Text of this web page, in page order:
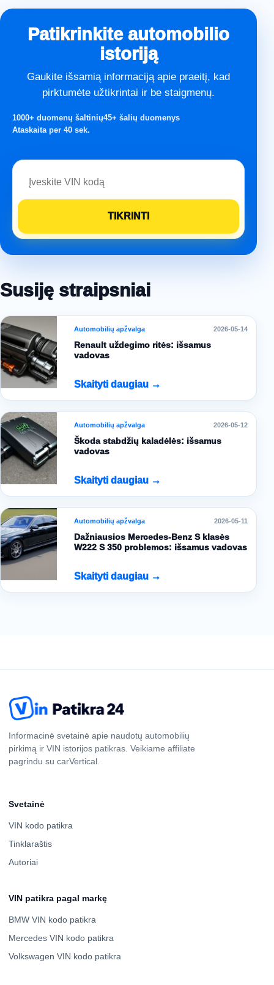
Patikrinkite automobilio
istoriją
Gaukite išsamią informaciją apie praeitį, kad
pirktumėte užtikrintai ir be staigmenų.
1000+ duomenų šaltinių45+ šalių duomenys
Ataskaita per 40 sek.
Susiję straipsniai
Automobilių apžvalga 2026-05-14
Renault uždegimo ritės: išsamus
vadovas
Skaityti daugiau →
Automobilių apžvalga 2026-05-12
Škoda stabdžių kaladėlės: išsamus
vadovas
Skaityti daugiau →
Automobilių apžvalga 2026-05-11
Dažniausios Mercedes-Benz S klasės
W222 S 350 problemos: išsamus vadovas
Skaityti daugiau →
Informacinė svetainė apie naudotų automobilių
pirkimą ir VIN istorijos patikras. Veikiame affiliate
pagrindu su carVertical.
Svetainė
VIN kodo patikra
Tinklaraštis
Autoriai
VIN patikra pagal markę
BMW VIN kodo patikra
Mercedes VIN kodo patikra
Volkswagen VIN kodo patikra